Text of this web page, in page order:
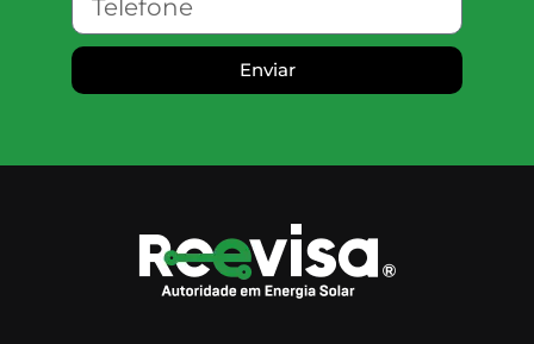
Enviar